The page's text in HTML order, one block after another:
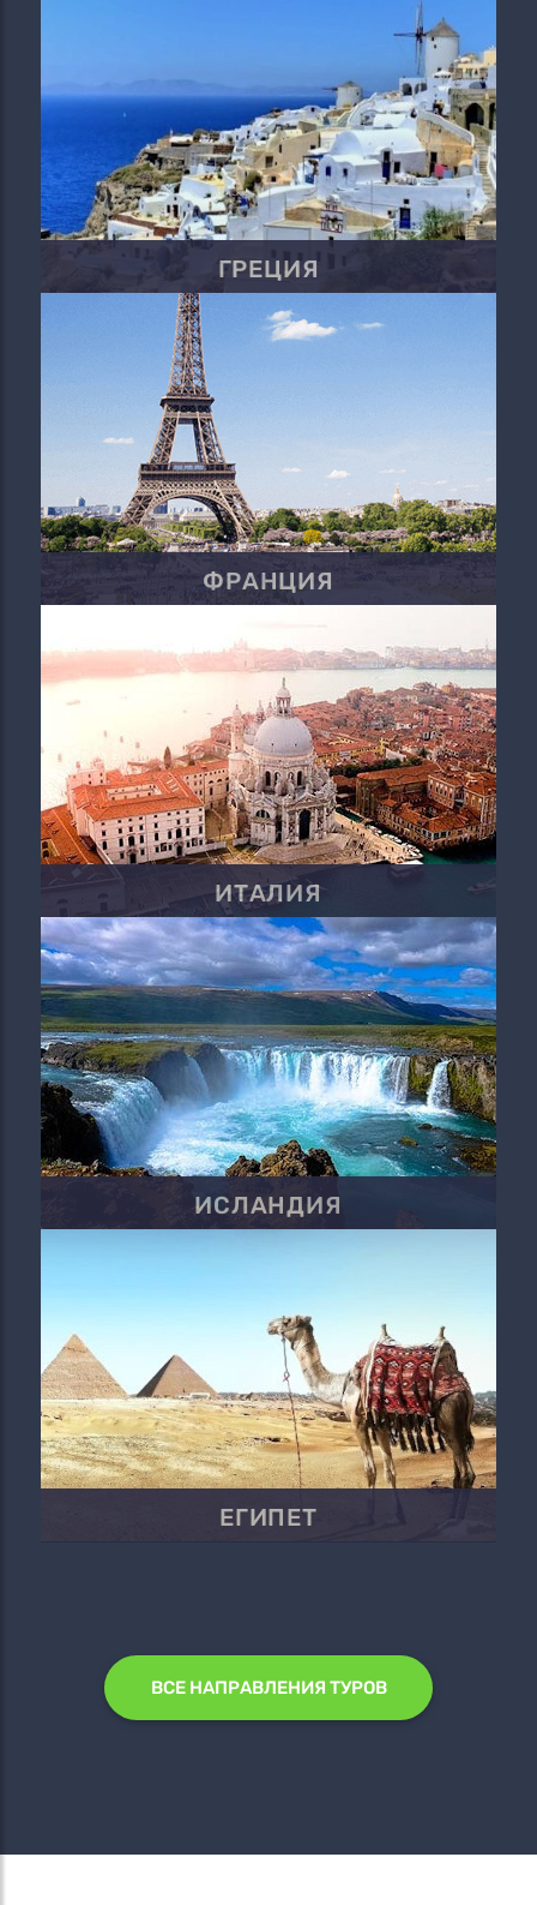
ГРЕЦИЯ
ФРАНЦИЯ
ИТАЛИЯ
ИСЛАНДИЯ
ЕГИПЕТ
ВСЕ НАПРАВЛЕНИЯ ТУРОВ